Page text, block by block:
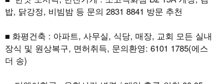
밥, 닭강정, 비빔밤 등 문의 2831 8841 방문 추천
■ 화평건축 : 아파트, 사무실, 식당, 매장, 교회 모든 실내
장식 및 원상복구, 면허취득, 문의환영: 6101 1785(에스
더 송)